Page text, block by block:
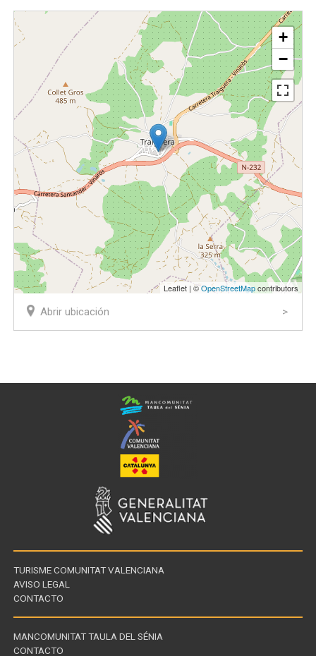
+
−
Leaflet | ©OpenStreetMapcontributors
Abrir ubicación
TURISME COMUNITAT VALENCIANA
AVISO LEGAL
CONTACTO
MANCOMUNITAT TAULA DEL SÉNIA
CONTACTO